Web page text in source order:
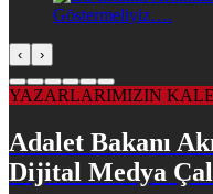
‹ ›
YAZARLARIMIZIN
Adalet Bakanı
Dijital Medya